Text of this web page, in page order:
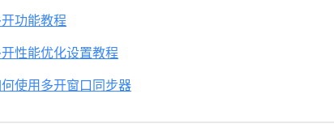
功能教程
性能优化设置教程
使用多开窗口同步器